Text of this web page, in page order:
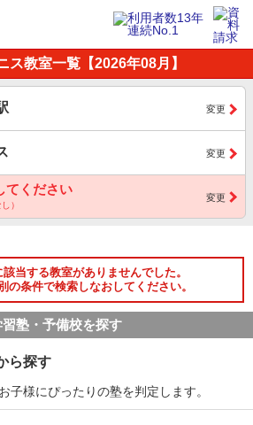
ス教室一覧【2026年08月】
変更
変更
てください
）
変更
当する教室がありませんでした。
の条件で検索しなおしてください。
塾・予備校を探す
ら探す
子様にぴったりの塾を判定します。